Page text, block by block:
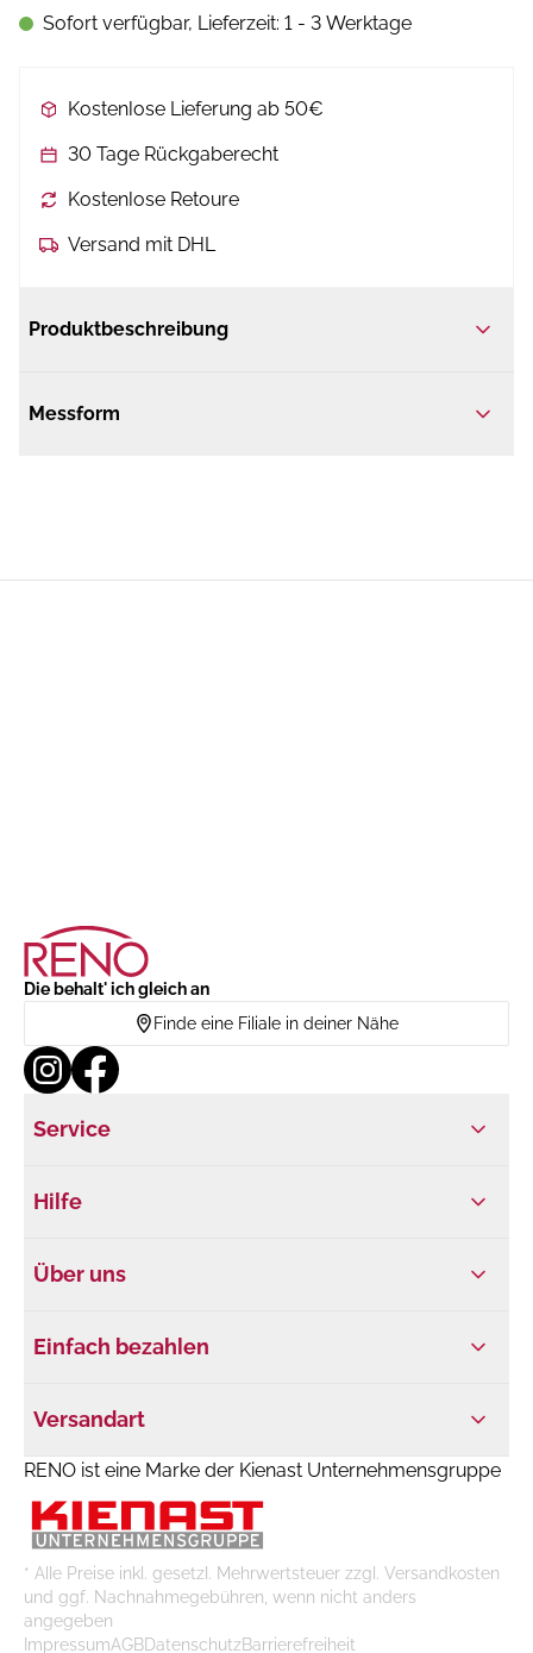
Sofort verfügbar, Lieferzeit: 1 - 3 Werktage
Kostenlose Lieferung ab 50€
30 Tage Rückgaberecht
Kostenlose Retoure
Versand mit DHL
Produktbeschreibung
Messform
Die behalt' ich gleich an
Finde eine Filiale in deiner Nähe
Service
Hilfe
Über uns
Einfach bezahlen
Versandart
RENO ist eine Marke der Kienast Unternehmensgruppe
* Alle Preise inkl. gesetzl. Mehrwertsteuer zzgl. Versandkosten
und ggf. Nachnahmegebühren, wenn nicht anders
angegeben
ImpressumAGBDatenschutzBarrierefreiheit